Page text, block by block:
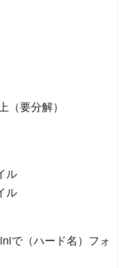
（要分解）
ル
ル
で（ハード名）フォ